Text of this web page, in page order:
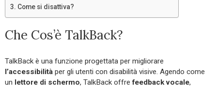
Come si disattiva?
Che Cos’è TalkBack?
TalkBack è una funzione progettata per migliorare
l’accessibilità per gli utenti con disabilità visive. Agendo come
un lettore di schermo, TalkBack offrefeedback vocale,